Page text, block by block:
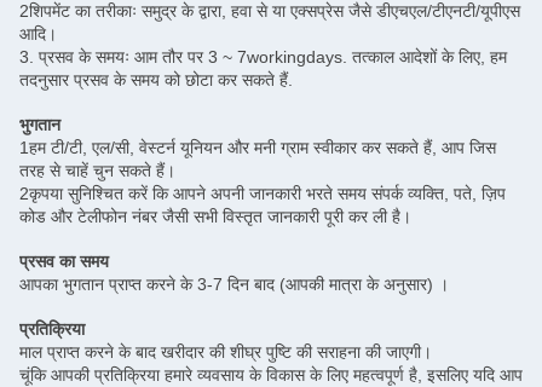
2शिपमेंट का तरीकाः समुद्र के द्वारा, हवा से या एक्सप्रेस जैसे डीएचएल/टीएनटी/यूपीएस
आदि।
3. प्रसव के समयः आम तौर पर 3 ~ 7workingdays. तत्काल आदेशों के लिए, हम
तदनुसार प्रसव के समय को छोटा कर सकते हैं.
भुगतान
1हम टी/टी, एल/सी, वेस्टर्न यूनियन और मनी ग्राम स्वीकार कर सकते हैं, आप जिस
तरह से चाहें चुन सकते हैं।
2कृपया सुनिश्चित करें कि आपने अपनी जानकारी भरते समय संपर्क व्यक्ति, पते, ज़िप
कोड और टेलीफोन नंबर जैसी सभी विस्तृत जानकारी पूरी कर ली है।
प्रसव का समय
आपका भुगतान प्राप्त करने के 3-7 दिन बाद (आपकी मात्रा के अनुसार) ।
प्रतिक्रिया
माल प्राप्त करने के बाद खरीदार की शीघ्र पुष्टि की सराहना की जाएगी।
चूंकि आपकी प्रतिक्रिया हमारे व्यवसाय के विकास के लिए महत्वपूर्ण है, इसलिए यदि आप